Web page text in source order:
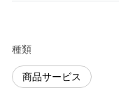
種類
商品サービス